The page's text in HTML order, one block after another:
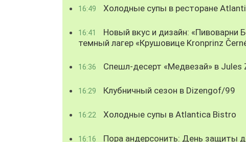
16:49 Холодные супы в ресторане
16:41
Новый вкус и дизайн: «Пивоварни
темный лагер «Крушовице Kronprinz
16:36 Спешл-десерт «Медвезай» в Jules
16:29 Клубничный сезон в Dizengof/99
16:22 Холодные супы в Atlantica Bistro
16:16 Пора андерсонить: День защиты